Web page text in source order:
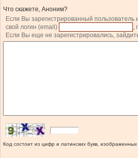
Что скажете, Аноним?
Если Вы зарегистрированный пользователь
свой логин (email)
,
Если Вы еще не зарегистрировались,
Код состоит из цифр и латинских букв, изображенных